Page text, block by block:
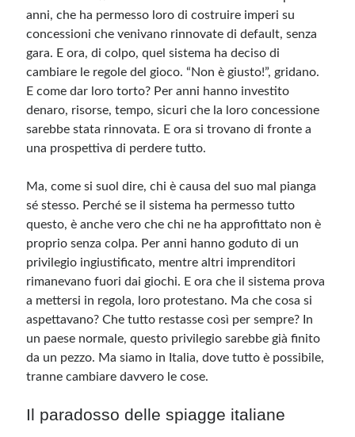
anni, che ha permesso loro di costruire imperi su
concessioni che venivano rinnovate di default, senza
gara. E ora, di colpo, quel sistema ha deciso di
cambiare le regole del gioco. “Non è giusto!”, gridano.
E come dar loro torto? Per anni hanno investito
denaro, risorse, tempo, sicuri che la loro concessione
sarebbe stata rinnovata. E ora si trovano di fronte a
una prospettiva di perdere tutto.
Ma, come si suol dire, chi è causa del suo mal pianga
sé stesso. Perché se il sistema ha permesso tutto
questo, è anche vero che chi ne ha approfittato non è
proprio senza colpa. Per anni hanno goduto di un
privilegio ingiustificato, mentre altri imprenditori
rimanevano fuori dai giochi. E ora che il sistema prova
a mettersi in regola, loro protestano. Ma che cosa si
aspettavano? Che tutto restasse così per sempre? In
un paese normale, questo privilegio sarebbe già finito
da un pezzo. Ma siamo in Italia, dove tutto è possibile,
tranne cambiare davvero le cose.
Il paradosso delle spiagge italiane